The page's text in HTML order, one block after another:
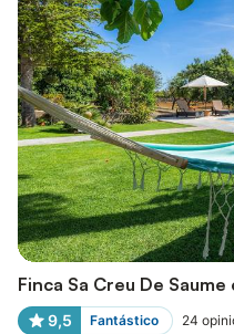
Finca Sa Creu De Saume
9,5 Fantástico 24